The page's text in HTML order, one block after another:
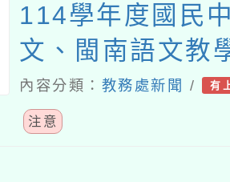
114學年度國民
文、閩南語文教
（現職及退休教
畫
內容分類： 教務處新聞 / 有
注意